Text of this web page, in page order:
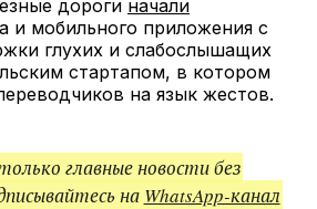
дороги начали
и мобильного приложения с
глухих и слабослышащих
стартапом, в котором
на язык жестов.
главные новости без
на WhatsApp-канал